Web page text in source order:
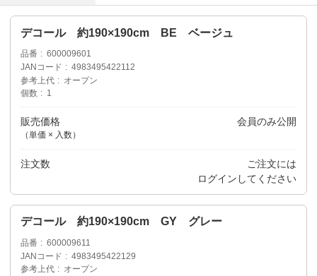
デコール 約190×190cm BE ベージュ
品番
600009601
JANコード
4983495422112
参考上代
オープン
個数
1
販売価格
（単価 × 入数）
会員のみ公開
注文数
ご注文には
ログイン してください
デコール 約190×190cm GY グレー
品番
600009611
JANコード
4983495422129
参考上代
オープン